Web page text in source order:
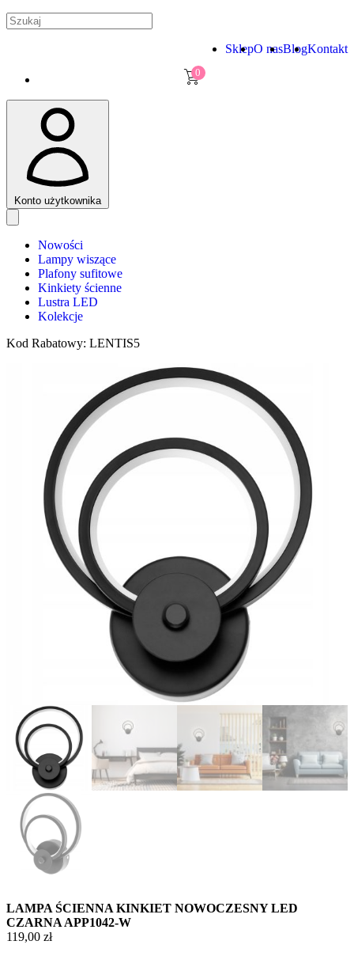
SklepO nasBlogKontakt
0
Konto użytkownika
Nowości
Lampy wiszące
Plafony sufitowe
Kinkiety ścienne
Lustra LED
Kolekcje
Kod Rabatowy: LENTIS5
LAMPA ŚCIENNA KINKIET NOWOCZESNY LED
CZARNA APP1042-W
119,00 zł